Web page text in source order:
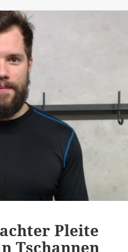
Pleite
Tschannen